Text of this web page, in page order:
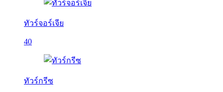
ทัวร์จอร์เจีย
40
ทัวร์กรีซ